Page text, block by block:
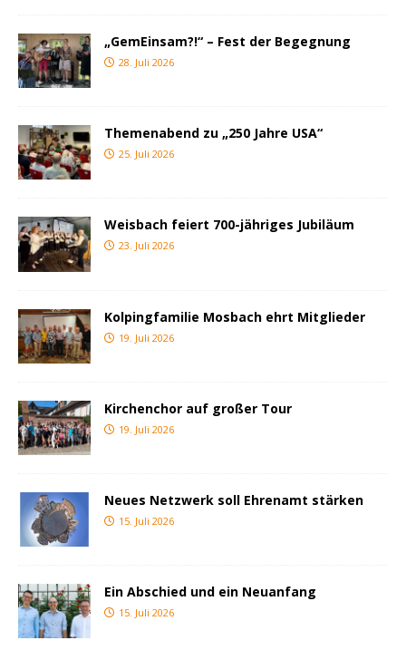
„GemEinsam?!“ – Fest der Begegnung
28. Juli 2026
Themenabend zu „250 Jahre USA“
25. Juli 2026
Weisbach feiert 700-jähriges Jubiläum
23. Juli 2026
Kolpingfamilie Mosbach ehrt Mitglieder
19. Juli 2026
Kirchenchor auf großer Tour
19. Juli 2026
Neues Netzwerk soll Ehrenamt stärken
15. Juli 2026
Ein Abschied und ein Neuanfang
15. Juli 2026